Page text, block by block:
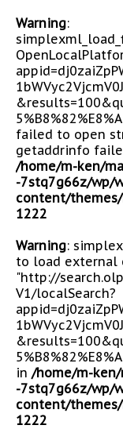
Warning:
failed to open
getaddrinfo
/home/m-ken/
-7stq7g66z/wp/
content/
1222
Warning:
to load external
"http://
V1/localSearch?
in /home/m-
-7stq7g66z/wp/
content/
1222